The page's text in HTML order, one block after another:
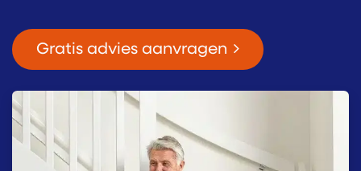
Gratis advies aanvragen